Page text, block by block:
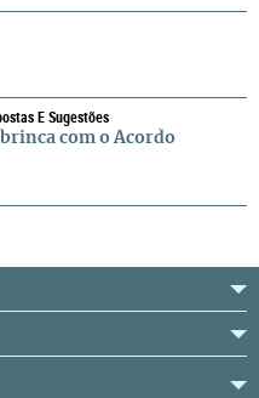
E Sugestões
com o Acordo